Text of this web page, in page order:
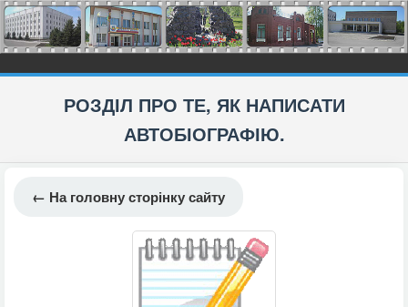
РОЗДІЛ ПРО ТЕ, ЯК НАПИСАТИ
АВТОБІОГРАФІЮ.
← На головну сторінку сайту